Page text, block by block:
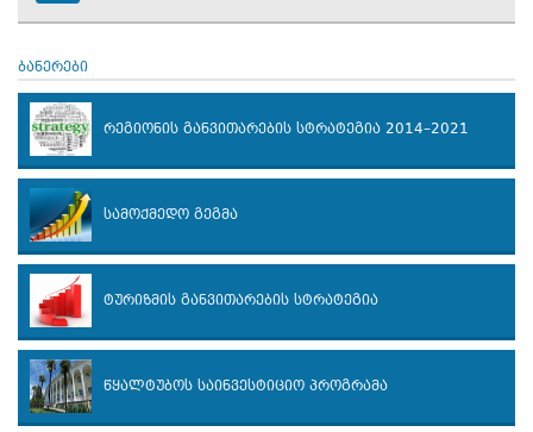
ბანერები
რეგიონის განვითარების სტრატეგია 2014–2021
სამოქმედო გეგმა
ტურიზმის განვითარების სტრატეგია
წყალტუბოს საინვესტიციო პროგრამა